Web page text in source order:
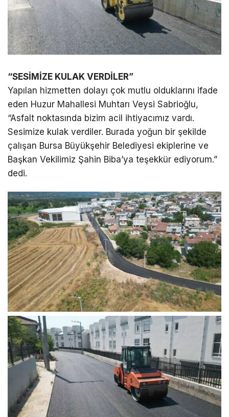
“SESİMİZE KULAK VERDİLER”
Yapılan hizmetten dolayı çok mutlu olduklarını ifade
eden Huzur Mahallesi Muhtarı Veysi Sabrioğlu,
“Asfalt noktasında bizim acil ihtiyacımız vardı.
Sesimize kulak verdiler. Burada yoğun bir şekilde
çalışan Bursa Büyükşehir Belediyesi ekiplerine ve
Başkan Vekilimiz Şahin Biba’ya teşekkür ediyorum.”
dedi.